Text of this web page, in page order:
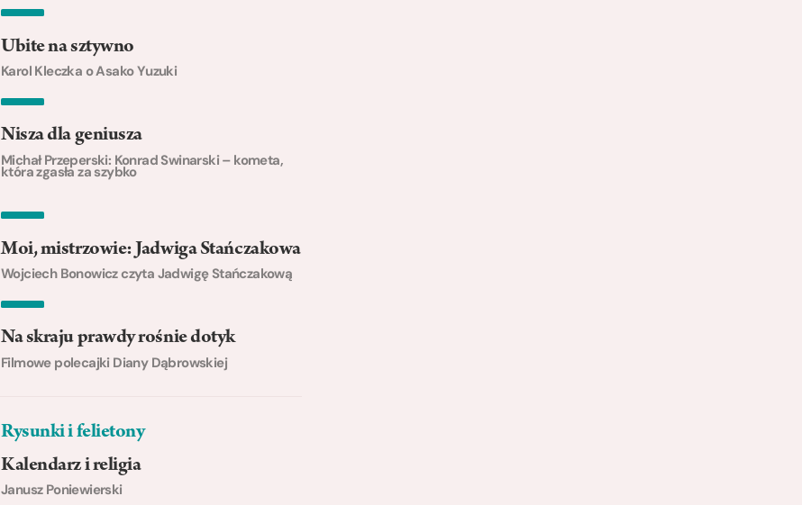
Ubite na sztywno
Karol Kleczka o Asako Yuzuki
Nisza dla geniusza
Michał Przeperski: Konrad Swinarski – kometa,
która zgasła za szybko
Moi, mistrzowie: Jadwiga Stańczakowa
Wojciech Bonowicz czyta Jadwigę Stańczakową
Na skraju prawdy rośnie dotyk
Filmowe polecajki Diany Dąbrowskiej
Rysunki i felietony
Kalendarz i religia
Janusz Poniewierski